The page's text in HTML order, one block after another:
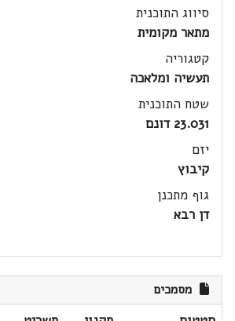
סיווג התוכנית
מתאר מקומית
קטגוריה
תעשיה ומלאכה
שטח התוכנית
23.031 דונם
יזם
קיבוץ
גוף מתכנן
דן רבא
מסמכים